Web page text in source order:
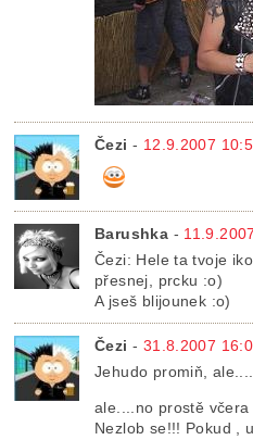
Čezi - 12.9.2007
Barushka -
Čezi: Hele ta tvoje
přesnej, prcku :o)
A jseš blijounek :o)
Čezi - 31.8.2007
Jehudo promiň,
ale....no prostě
Nezlob se!!! Pokud ,